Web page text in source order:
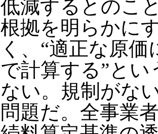
低減するとのこ
根拠を明らかに
く、“適正な原
で計算する”とい
ない。規制がな
問題だ。全事業